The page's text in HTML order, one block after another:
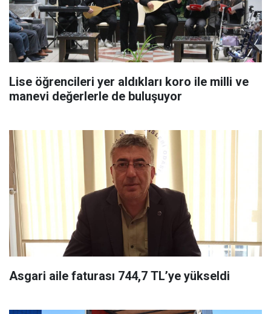
Lise öğrencileri yer aldıkları koro ile milli ve
manevi değerlerle de buluşuyor
Asgari aile faturası 744,7 TL’ye yükseldi